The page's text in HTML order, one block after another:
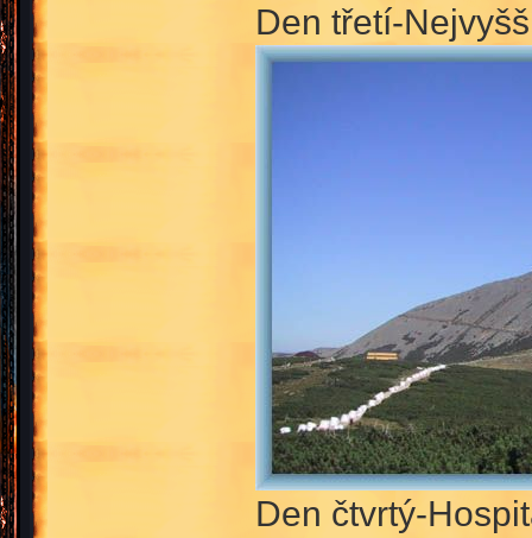
Den třetí-
Den čtvrtý-